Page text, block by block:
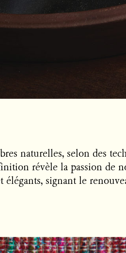
naturelles, selon des
révèle la passion de
élégants, signant le